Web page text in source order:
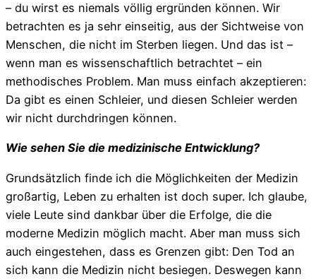
– du wirst es niemals völlig ergründen können. Wir
betrachten es ja sehr einseitig, aus der Sichtweise von
Menschen, die nicht im Sterben liegen. Und das ist –
wenn man es wissenschaftlich betrachtet – ein
methodisches Problem. Man muss einfach akzeptieren:
Da gibt es einen Schleier, und diesen Schleier werden
wir nicht durchdringen können.
Wie sehen Sie die medizinische Entwicklung?
Grundsätzlich finde ich die Möglichkeiten der Medizin
großartig, Leben zu erhalten ist doch super. Ich glaube,
viele Leute sind dankbar über die Erfolge, die die
moderne Medizin möglich macht. Aber man muss sich
auch eingestehen, dass es Grenzen gibt: Den Tod an
sich kann die Medizin nicht besiegen. Deswegen kann